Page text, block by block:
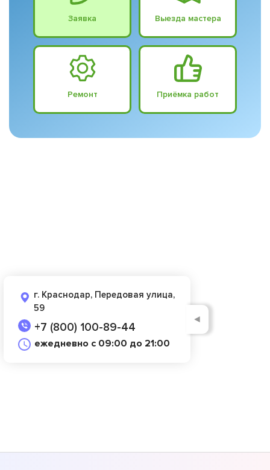
Заявка Выезда мастера
Ремонт Приёмка работ
г. Краснодар, Передовая улица,
59
+7 (800) 100-89-44
ежедневно с 09:00 до 21:00
◄